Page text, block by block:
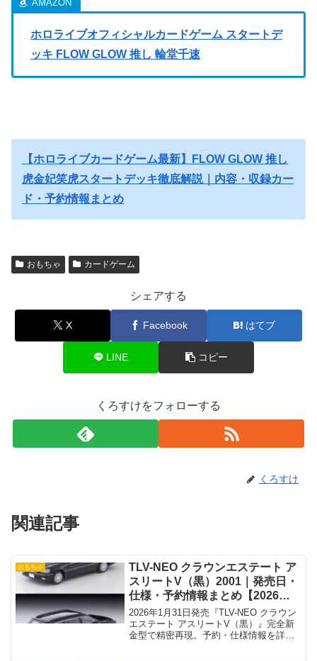
ホロライブオフィシャルカードゲーム スタートデ
ッキ FLOW GLOW 推し 輪堂千速
【ホロライブカードゲーム最新】FLOW GLOW 推し
虎金妃笑虎スタートデッキ徹底解説｜内容・収録カー
ド・予約情報まとめ
おもちゃ カードゲーム
シェアする
X Facebook はてブ
LINE コピー
くろすけをフォローする
くろすけ
関連記事
おもちゃ
TLV-NEO クラウンエステート ア
スリートV（黒）2001｜発売日・
仕様・予約情報まとめ【2026年1
月31日】
2026年1月31日発売『TLV-NEO クラウン
エステート アスリートV（黒）』完全新
金型で精密再現。予約・仕様情報を詳し